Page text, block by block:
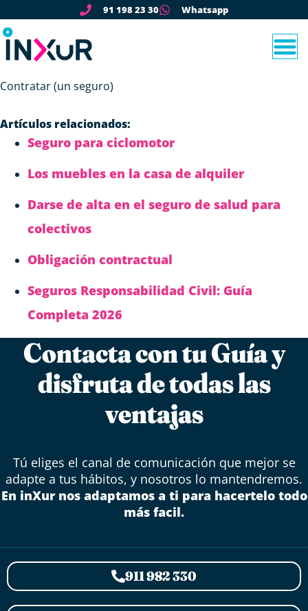
91 198 23 30 Whatsapp
Contratar (un seguro)
Artículos relacionados:
Seguro para ciclomotor
Los muebles en la casa de alquiler
Darse de alta en el seguro de salud para
colectivos
Obligación contractual
Seguros Responsabilidad Civil: Guía
Completa 2026
Contacta con tu Guía y
disfruta de todas las
ventajas
Tú eliges el canal de comunicación que mejor se
adapte a tus hábitos, y nosotros lo mantendremos.
En inXur nos adaptamos a ti para hacertelo todo
más facil.
911 982 330